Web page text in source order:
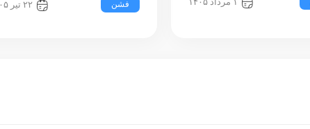
فشن ۲۲ تیر ۱۴۰۵